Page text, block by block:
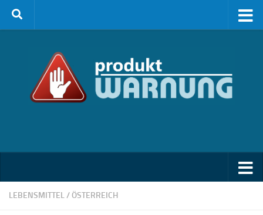
Zum Inhalt springen
LEBENSMITTEL/ÖSTERREICH